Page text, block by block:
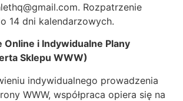
Rozpatrzenie
14 dni kalendarzowych.
Online i Indywidualne Plany
Sklepu WWW)
indywidualnego prowadzenia
WWW, współpraca opiera się na